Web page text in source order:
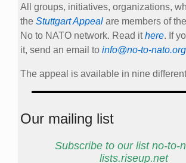
All groups, initiatives, organizations,
the Stuttgart Appeal are members of
No to NATO network. Read ithere. If
it, send an email to info@no-to-nato.org
The appeal is available in nine
Our mailing list
Subscribe to our list no-to-
lists.riseup.net